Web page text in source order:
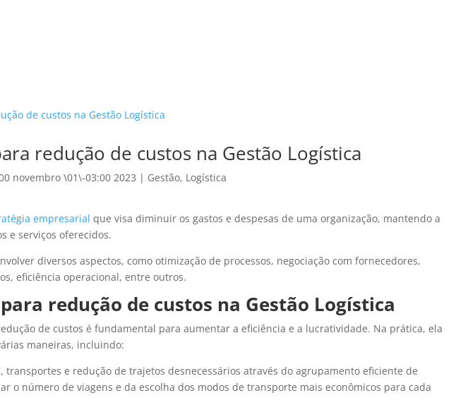
redução de custos na Gestão Logística
novembro \01\-03:00 2023 | Gestão, Logística
empresarial que visa diminuir os gastos e despesas de uma organização, mantendo a
e serviços oferecidos.
diversos aspectos, como otimização de processos, negociação com fornecedores,
eficiência operacional, entre outros.
redução de custos na Gestão Logística
de custos é fundamental para aumentar a eficiência e a lucratividade. Na prática, ela
maneiras, incluindo:
transportes e redução de trajetos desnecessários através do agrupamento eficiente de
o número de viagens e da escolha dos modos de transporte mais econômicos para cada